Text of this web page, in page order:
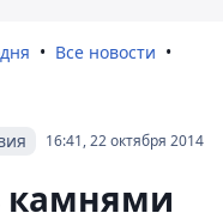
Все новости
16:41, 22 октября 2014
камнями